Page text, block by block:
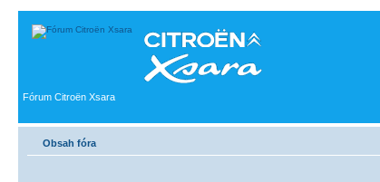
Fórum Citroën Xsara
Obsah fóra